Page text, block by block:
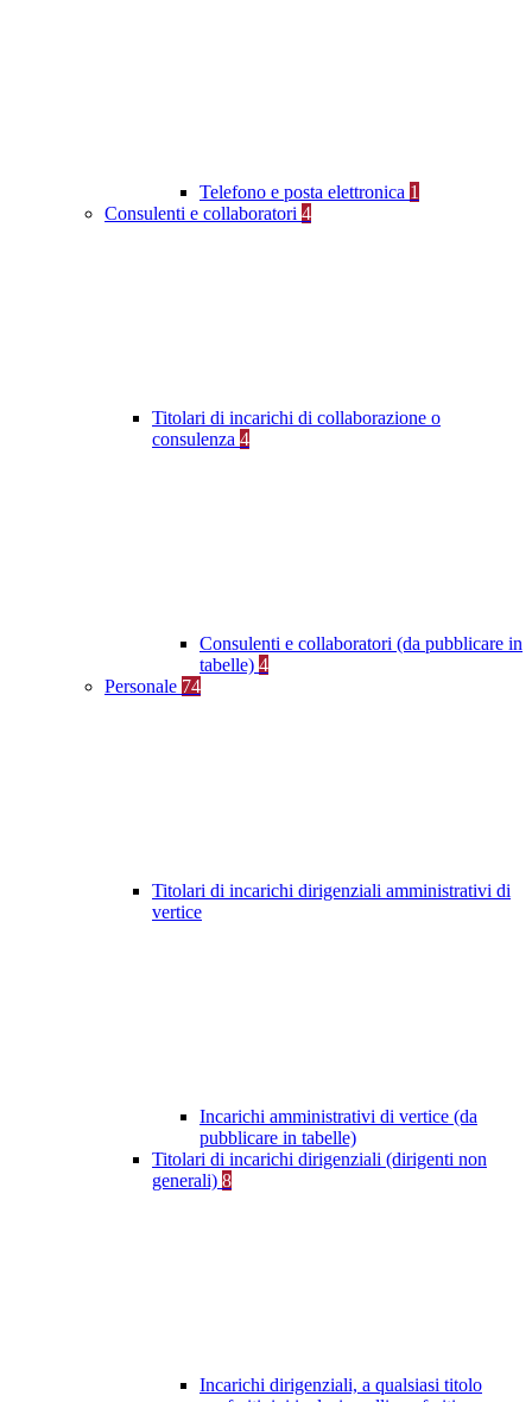
Telefono e posta elettronica 1
Consulenti e collaboratori 4
Titolari di incarichi di collaborazione o
consulenza 4
Consulenti e collaboratori (da pubblicare in
tabelle) 4
Personale 74
Titolari di incarichi dirigenziali amministrativi di
vertice
Incarichi amministrativi di vertice (da
pubblicare in tabelle)
Titolari di incarichi dirigenziali (dirigenti non
generali) 8
Incarichi dirigenziali, a qualsiasi titolo